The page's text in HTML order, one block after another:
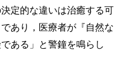
定的な違いは治癒する可
あり，医療者が『自然な
ある」と警鐘を鳴らし